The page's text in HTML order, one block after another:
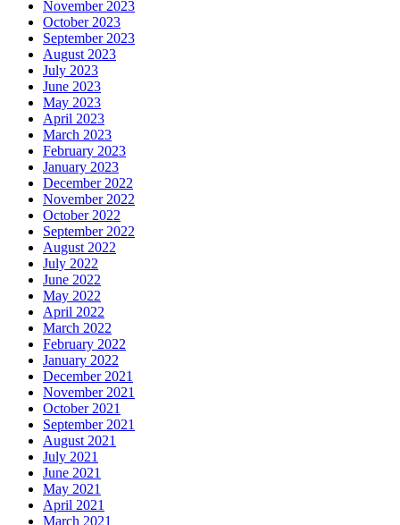
November 2023
October 2023
September 2023
August 2023
July 2023
June 2023
May 2023
April 2023
March 2023
February 2023
January 2023
December 2022
November 2022
October 2022
September 2022
August 2022
July 2022
June 2022
May 2022
April 2022
March 2022
February 2022
January 2022
December 2021
November 2021
October 2021
September 2021
August 2021
July 2021
June 2021
May 2021
April 2021
March 2021